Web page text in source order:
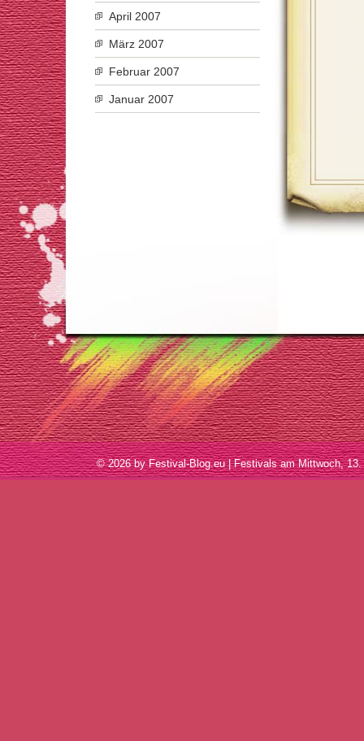
April 2007
März 2007
Februar 2007
Januar 2007
© 2026 by Festival-Blog.eu | Festivals am Mittwoch,